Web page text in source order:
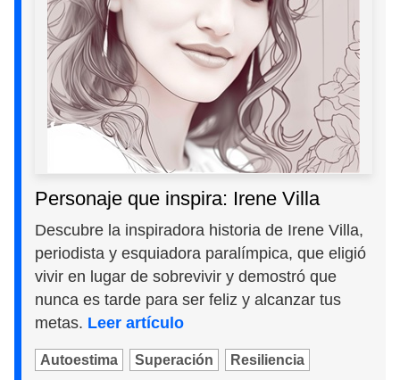
Personaje que inspira: Irene Villa
Descubre la inspiradora historia de Irene Villa,
periodista y esquiadora paralímpica, que eligió
vivir en lugar de sobrevivir y demostró que
nunca es tarde para ser feliz y alcanzar tus
metas. Leer artículo
Autoestima Superación Resiliencia